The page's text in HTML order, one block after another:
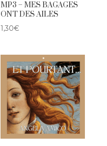
MP3 – MES BAGAGES
ONT DES AILES
1,30€